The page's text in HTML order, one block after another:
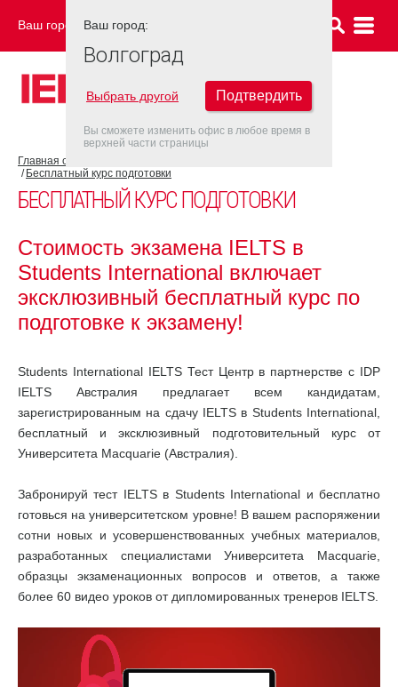
Ваш город: ВОЛГОГРАД
Главная страница
Бесплатный курс подготовки
БЕСПЛАТНЫЙ КУРС ПОДГОТОВКИ
Стоимость экзамена IELTS в
Students International включает
эксклюзивный бесплатный курс по
подготовке к экзамену!
Students International IELTS Тест Центр в партнерстве с IDP
IELTS Австралия предлагает всем кандидатам,
зарегистрированным на сдачу IELTS в Students International,
бесплатный и эксклюзивный подготовительный курс от
Университета Macquarie (Австралия).
Забронируй тест IELTS в Students International и бесплатно
готовься на университетском уровне! В вашем распоряжении
сотни новых и усовершенствованных учебных материалов,
разработанных специалистами Университета Macquarie,
образцы экзаменационных вопросов и ответов, а также
более 60 видео уроков от дипломированных тренеров IELTS.
Ваш город:
Волгоград
Выбрать другой Подтвердить
Вы сможете изменить офис в любое время в
верхней части страницы